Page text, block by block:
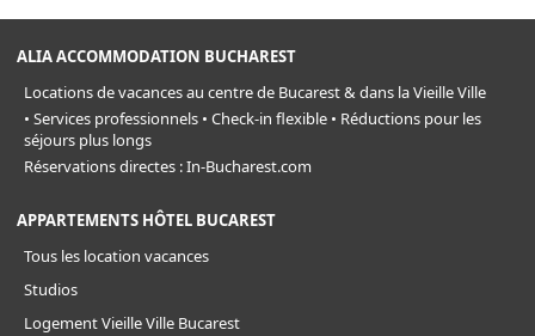
ALIA ACCOMMODATION BUCHAREST
Locations de vacances au centre de Bucarest & dans la Vieille Ville
• Services professionnels • Check-in flexible • Réductions pour les
séjours plus longs
Réservations directes : In-Bucharest.com
APPARTEMENTS HÔTEL BUCAREST
Tous les location vacances
Studios
Logement Vieille Ville Bucarest